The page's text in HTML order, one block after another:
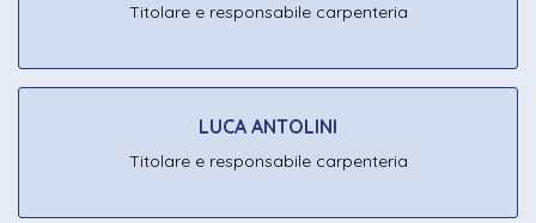
Titolare e responsabile carpenteria
LUCA ANTOLINI
Titolare e responsabile carpenteria